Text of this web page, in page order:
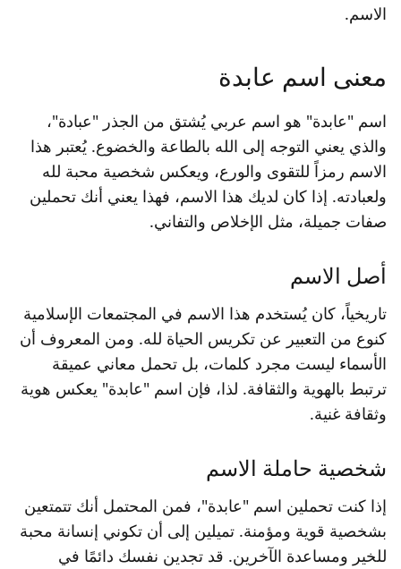
الاسم.
معنى اسم عابدة
اسم "عابدة" هو اسم عربي يُشتق من الجذر "عبادة"،
والذي يعني التوجه إلى الله بالطاعة والخضوع. يُعتبر هذا
الاسم رمزاً للتقوى والورع، ويعكس شخصية محبة لله
ولعبادته. إذا كان لديك هذا الاسم، فهذا يعني أنك تحملين
صفات جميلة، مثل الإخلاص والتفاني.
أصل الاسم
تاريخياً، كان يُستخدم هذا الاسم في المجتمعات الإسلامية
كنوع من التعبير عن تكريس الحياة لله. ومن المعروف أن
الأسماء ليست مجرد كلمات، بل تحمل معاني عميقة
ترتبط بالهوية والثقافة. لذا، فإن اسم "عابدة" يعكس هوية
وثقافة غنية.
شخصية حاملة الاسم
إذا كنت تحملين اسم "عابدة"، فمن المحتمل أنك تتمتعين
بشخصية قوية ومؤمنة. تميلين إلى أن تكوني إنسانة محبة
للخير ومساعدة الآخرين. قد تجدين نفسك دائمًا في